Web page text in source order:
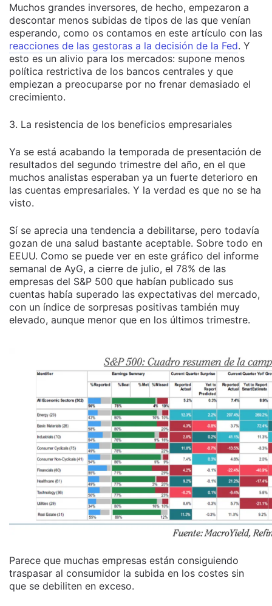
Muchos grandes inversores, de hecho, empezaron a
descontar menos subidas de tipos de las que venían
esperando, como os contamos en este artículo con las
reacciones de las gestoras a la decisión de la Fed. Y
esto es un alivio para los mercados: supone menos
política restrictiva de los bancos centrales y que
empiezan a preocuparse por no frenar demasiado el
crecimiento.
3. La resistencia de los beneficios empresariales
Ya se está acabando la temporada de presentación de
resultados del segundo trimestre del año, en el que
muchos analistas esperaban ya un fuerte deterioro en
las cuentas empresariales. Y la verdad es que no se ha
visto.
Sí se aprecia una tendencia a debilitarse, pero todavía
gozan de una salud bastante aceptable. Sobre todo en
EEUU. Como se puede ver en este gráfico del informe
semanal de AyG, a cierre de julio, el 78% de las
empresas del S&P 500 que habían publicado sus
cuentas había superado las expectativas del mercado,
con un índice de sorpresas positivas también muy
elevado, aunque menor que en los últimos trimestre.
Parece que muchas empresas están consiguiendo
traspasar al consumidor la subida en los costes sin
que se debiliten en exceso.